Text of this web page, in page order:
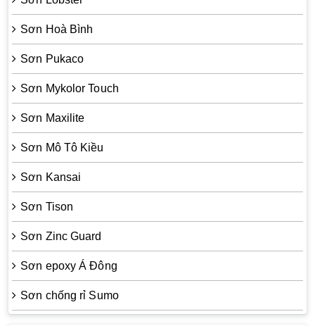
Sơn Hoà Bình
Sơn Pukaco
Sơn Mykolor Touch
Sơn Maxilite
Sơn Mô Tô Kiều
Sơn Kansai
Sơn Tison
Sơn Zinc Guard
Sơn epoxy Á Đông
Sơn chống rỉ Sumo